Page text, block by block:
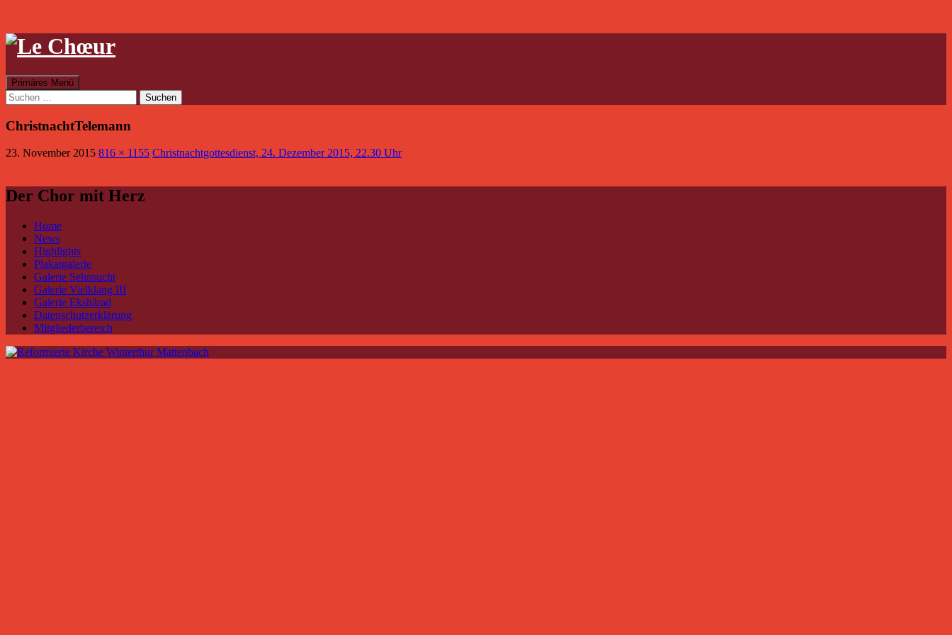
Suchen
Primäres Menü
Inhalt
springen
Suchen
nach:
ChristnachtTelemann
23. November 2015 816 × 1155 Christnachtgottesdienst, 24. Dezember 2015, 22.30 Uhr
Der Chor mit Herz
Home
News
Highlights
Plakatgalerie
Galerie Sehnsucht
Galerie Vielklang III
Galerie Ekshärad
Datenschutzerklärung
Mitgliederbereich